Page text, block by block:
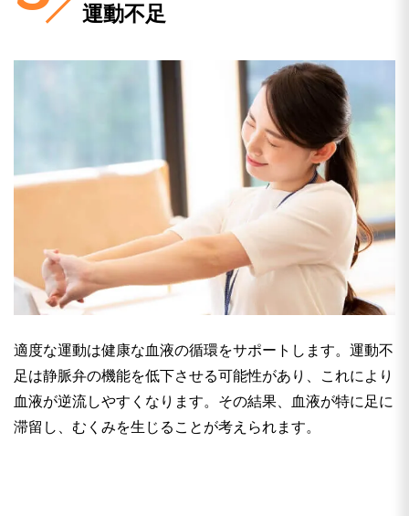
運動不足
適度な運動は健康な血液の循環をサポートします。運動不
足は静脈弁の機能を低下させる可能性があり、これにより
血液が逆流しやすくなります。その結果、血液が特に足に
滞留し、むくみを生じることが考えられます。